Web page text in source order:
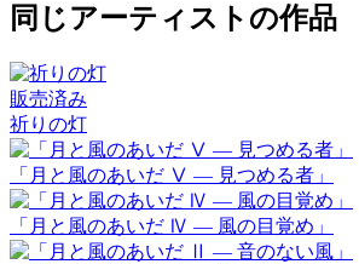
同じアーティストの作品
販売済み
祈りの灯
「月と風のあいだ Ⅴ ― 見つめる者」
「月と風のあいだ Ⅳ ― 風の目覚め」